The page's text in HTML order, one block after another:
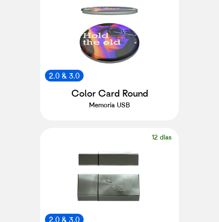
2.0 & 3.0
Color Card Round
Memoria USB
12 días
2.0 & 3.0